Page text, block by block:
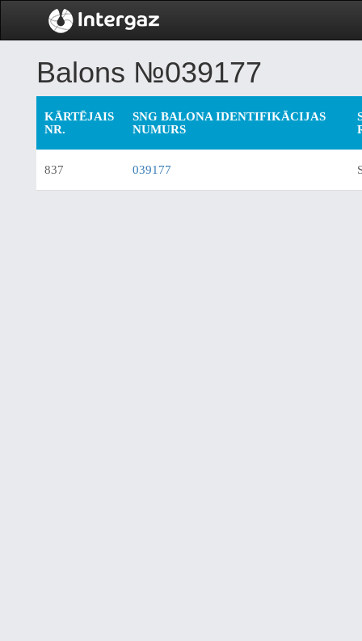
Balons №039177
KĀRTĒJAIS
NR.
SNG BALONA IDENTIFIKĀCIJAS
NUMURS
837 039177